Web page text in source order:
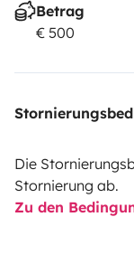
Betrag
€ 500
Die
Stornierung ab.
Zu den